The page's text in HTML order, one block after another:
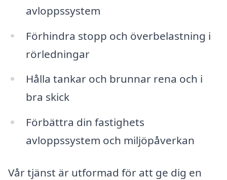
avloppssystem
Förhindra stopp och överbelastning i
rörledningar
Hålla tankar och brunnar rena och i
bra skick
Förbättra din fastighets
avloppssystem och miljöpåverkan
Vår tjänst är utformad för att ge dig en